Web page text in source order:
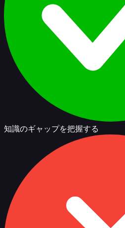
知識のギャップを把握する